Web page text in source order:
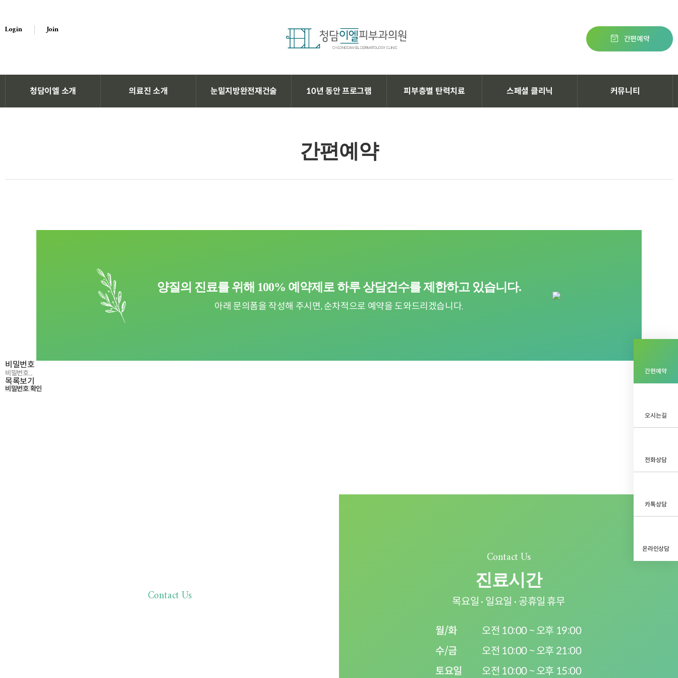
Login Join
간편예약
청담이엘 소개 의료진 소개 눈밑지방완전재건술 10년 동안 프로그램 피부층별 탄력치료 스페셜 클리닉 커뮤니티
간편예약
양질의 진료를 위해 100% 예약제로 하루 상담건수를 제한하고 있습니다.
아래 문의폼을 작성해 주시면, 순차적으로 예약을 도와드리겠습니다.
비밀번호
목록보기
비밀번호 확인
Contact Us
Contact Us
진료시간
목요일 일요일 공휴일 휴무
월/화
오전 10:00 ~ 오후 19:00
수/금
오전 10:00 ~ 오후 21:00
토요일
오전 10:00 ~ 오후 15:00
간편예약
오시는길
전화상담
카톡상담
온라인상담